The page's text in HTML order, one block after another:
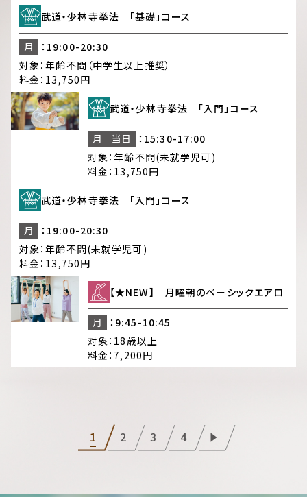
武道・少林寺拳法 「基礎」コース
月
：19:00-20:30
対象：年齢不問（中学生以上推奨）
料金： 13,750円
武道・少林寺拳法 「入門」コース
月 当日
：15:30-17:00
対象：年齢不問(未就学児可)
料金： 13,750円
武道・少林寺拳法 「入門」コース
月
：19:00-20:30
対象：年齢不問(未就学児可)
料金： 13,750円
【★NEW】 月曜朝のベーシックエアロ
月
：9:45-10:45
対象： 18歳以上
料金： 7,200円
1 2 3 4